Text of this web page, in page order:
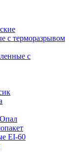
с терморазрывом
с
EI-60